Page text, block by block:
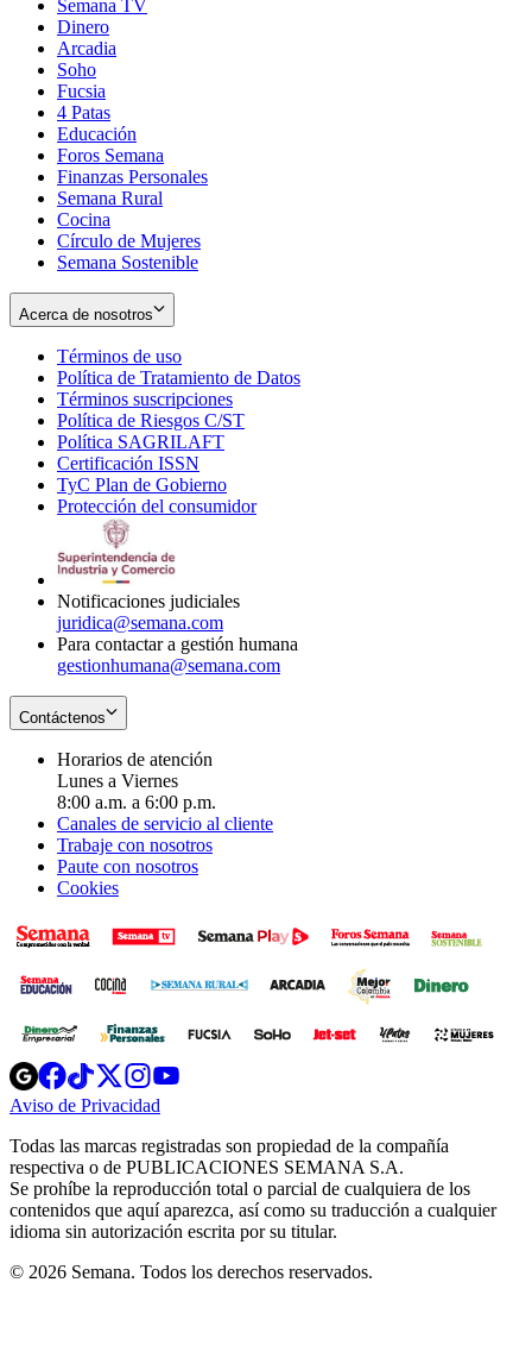
Semana TV
Dinero
Arcadia
Soho
in
new
window
Fucsia
in
new
window
4 Patas
Educación
Foros Semana
Finanzas Personales
Semana Rural
Cocina
Círculo de Mujeres
Semana Sostenible
Acerca de nosotros
Términos de uso
in
new
window
Política de Tratamiento de Datos
Términos suscripciones
in
Política de Riesgos C/ST
Política SAGRILAFT
new
window
Certificación ISSN
in
new
TyC Plan de Gobierno
in
Protección del consumidorOpens
Notificaciones judiciales
juridica@semana.com
Para contactar a gestión humana
gestionhumana@semana.com
Contáctenos
Horarios de atención
Lunes a Viernes
8:00 a.m. a 6:00 p.m.
Canales de servicio al cliente
Trabaje con nosotros
Paute con nosotros
Cookies
Opens
in
new
Opens
in
new
Opens
in
new
window
Opens
new
windowwindow
Aviso de Privacidad
new
window
Todas las marcas registradas son propiedad de la compañía
respectiva o de PUBLICACIONES SEMANA S.A.
Se prohíbe la reproducción total o parcial de cualquiera de los
contenidos que aquí aparezca, así como su traducción a cualquier
idioma sin autorización escrita por su titular.
© 2026 Semana. Todos los derechos reservados.